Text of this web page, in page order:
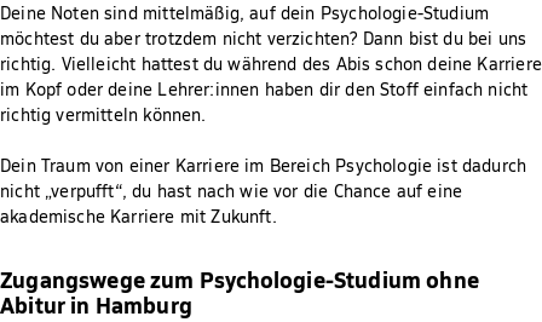
Deine Noten sind mittelmäßig, auf dein Psychologie-Studium
möchtest du aber trotzdem nicht verzichten? Dann bist du bei uns
richtig. Vielleicht hattest du während des Abis schon deine Karriere
im Kopf oder deine Lehrer:innen haben dir den Stoff einfach nicht
richtig vermitteln können.
Dein Traum von einer Karriere im Bereich Psychologie ist dadurch
nicht „verpufft“, du hast nach wie vor die Chance auf eine
akademische Karriere mit Zukunft.
Zugangswege zum Psychologie-Studium ohne
Abitur in Hamburg